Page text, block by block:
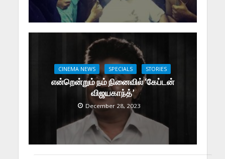
CINEMA NEWS SPECIALS STORIES
என்றென்றும் நம் நினைவில் ‘கேப்டன்
விஜயகாந்த்’
December 28, 2023